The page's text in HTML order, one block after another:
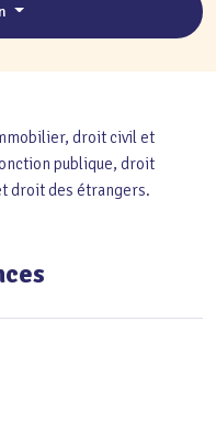
droit civil et
publique, droit
droit des étrangers.